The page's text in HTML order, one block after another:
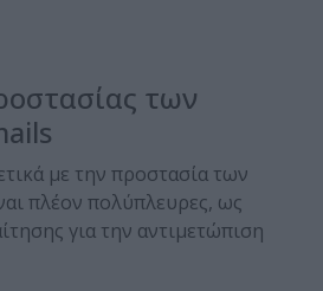
των
με την προστασία των
πλέον πολύπλευρες, ως
για την αντιμετώπιση